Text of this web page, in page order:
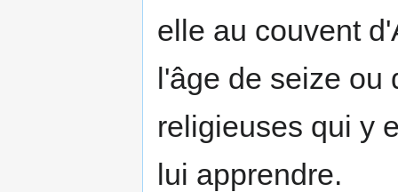
elle au couvent
l'âge de seize ou
religieuses qui y
lui apprendre.